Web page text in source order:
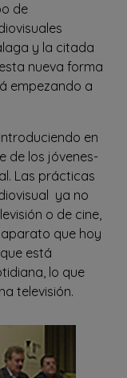
de
y la citada
nueva forma
empezando a
en
de los jóvenes-
Las prácticas
ya no
o de cine,
que hoy
está
lo que
televisión.